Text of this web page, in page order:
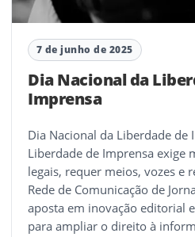
7 de junho de 2025
Dia Nacional da
Imprensa
Dia Nacional da Liberdade de
Liberdade de Imprensa exige
legais, requer meios, vozes e
Rede de Comunicação de
aposta em inovação editorial
para ampliar o direito à